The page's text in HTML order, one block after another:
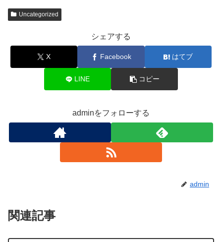
Uncategorized
シェアする
X Facebook はてブ
LINE コピー
adminをフォローする
admin
関連記事